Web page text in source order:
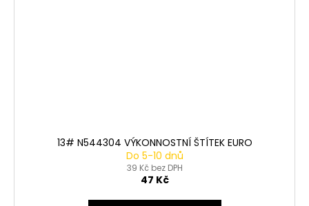
13# N544304 VÝKONNOSTNÍ ŠTÍTEK EURO
Do 5-10 dnů
39 Kč bez DPH
47 Kč